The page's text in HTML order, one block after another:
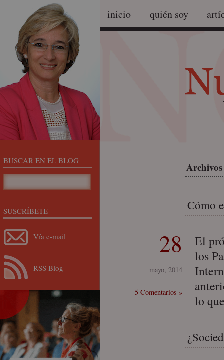
inicio quién soy
Cómo
28
mayo, 2014
5 Comentarios »
El
los
lo
BUSCAR EN EL BLOG
SUSCRÍBETE
Vía e-mail
RSS Blog